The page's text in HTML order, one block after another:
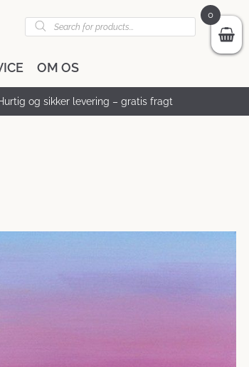
Products
search
OM OS
og sikker levering – gratis fragt
0